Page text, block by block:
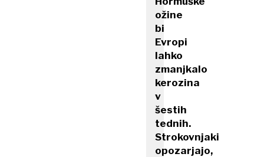
ožine
bi
Evropi
lahko
zmanjkalo
kerozina
v
šestih
tednih.
Strokovnjaki
opozarjajo,